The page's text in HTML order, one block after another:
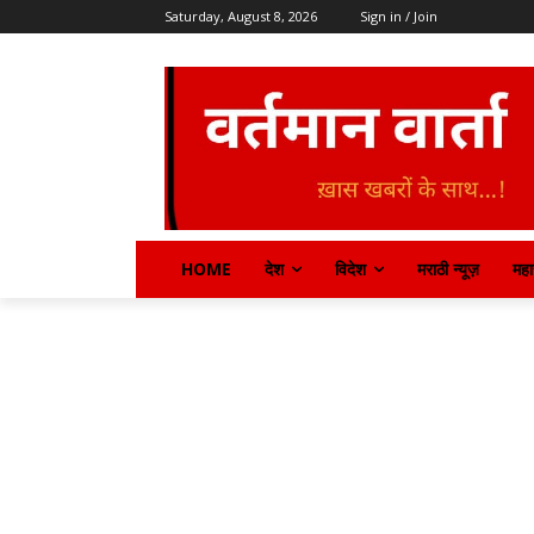
Saturday, August 8, 2026 Sign in / Join
HOME देश विदेश मराठी न्यूज़